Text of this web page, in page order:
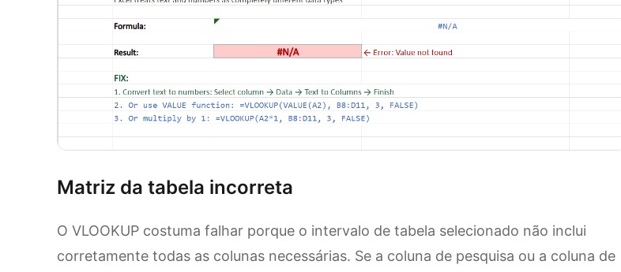
Matriz da tabela incorreta
O VLOOKUP costuma falhar porque o intervalo de tabela selecionado não inclui
corretamente todas as colunas necessárias. Se a coluna de pesquisa ou a coluna de